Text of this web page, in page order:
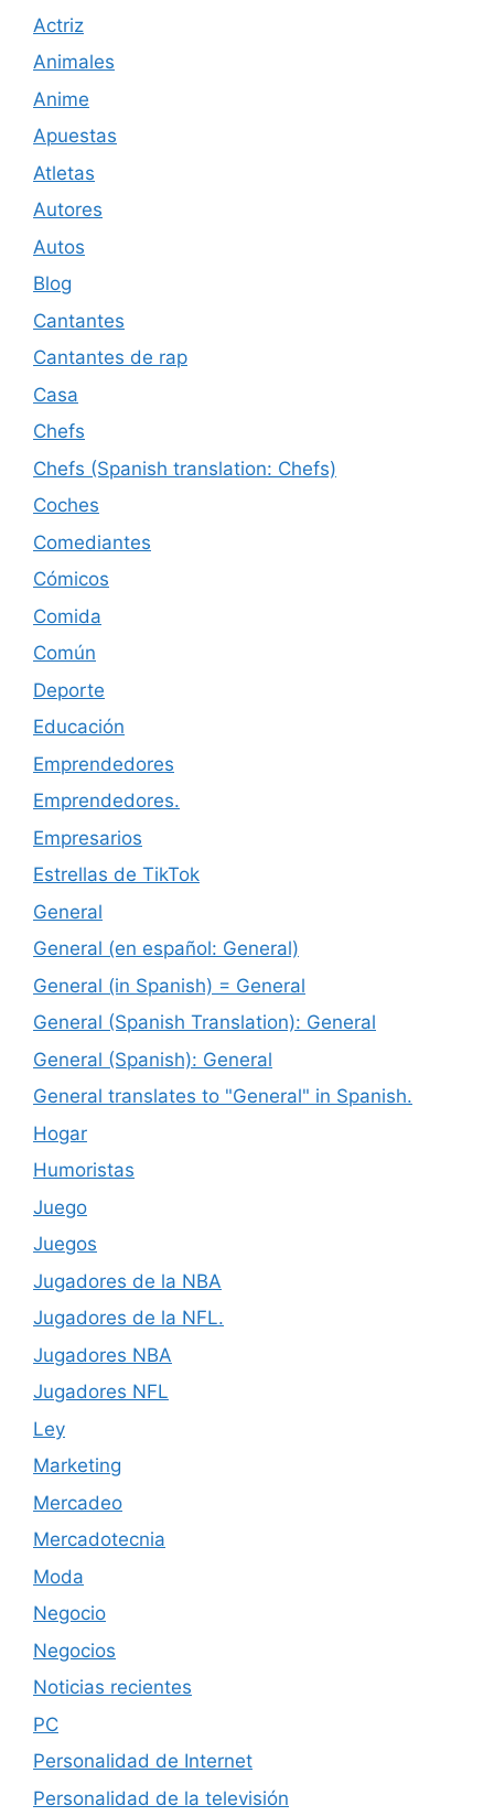
Actriz
Animales
Anime
Apuestas
Atletas
Autores
Autos
Blog
Cantantes
Cantantes de rap
Casa
Chefs
Chefs (Spanish translation: Chefs)
Coches
Comediantes
Cómicos
Comida
Común
Deporte
Educación
Emprendedores
Emprendedores.
Empresarios
Estrellas de TikTok
General
General (en español: General)
General (in Spanish) = General
General (Spanish Translation): General
General (Spanish): General
General translates to "General" in Spanish.
Hogar
Humoristas
Juego
Juegos
Jugadores de la NBA
Jugadores de la NFL.
Jugadores NBA
Jugadores NFL
Ley
Marketing
Mercadeo
Mercadotecnia
Moda
Negocio
Negocios
Noticias recientes
PC
Personalidad de Internet
Personalidad de la televisión